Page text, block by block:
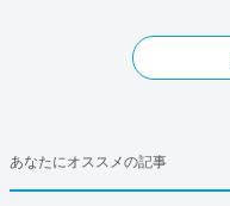
あなたにオススメの記事